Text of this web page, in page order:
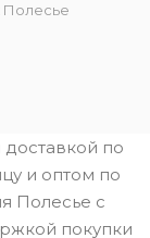
Полесье
по
и оптом по
Полесье с
покупки